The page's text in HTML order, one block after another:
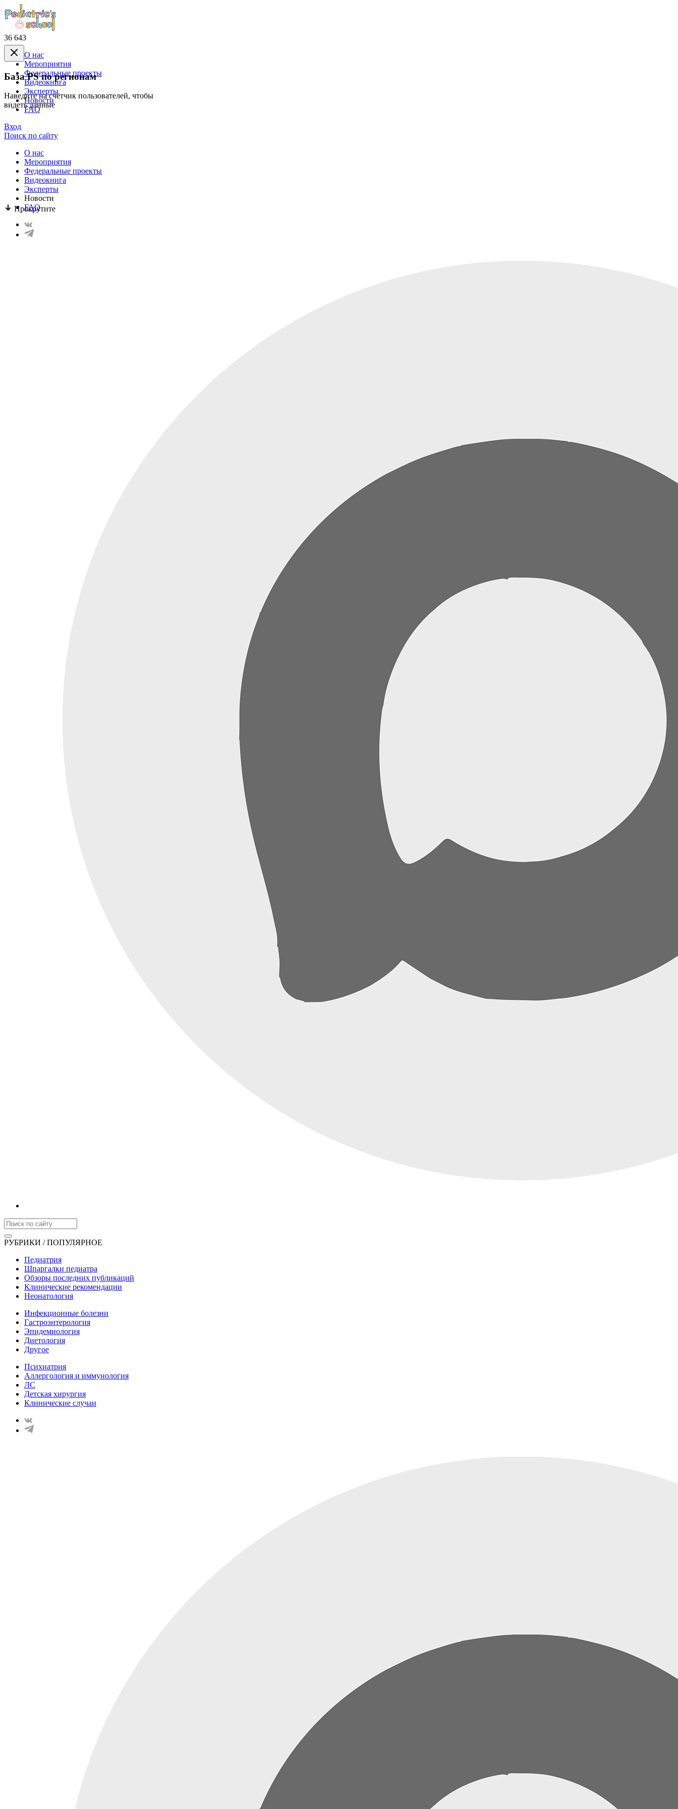
36 643
База PS по регионам
Наведите на счётчик пользователей, чтобы
видеть данные
Прокрутите
О нас
Mероприятия
Федеральные проекты
Видеокнига
Эксперты
Новости
FAQ
Вход
Поиск по сайту
О нас
Mероприятия
Федеральные проекты
Видеокнига
Эксперты
Новости
FAQ
РУБРИКИ / ПОПУЛЯРНОЕ
Педиатрия
Шпаргалки педиатра
Обзоры последних публикаций
Клинические рекомендации
Неонатология
Инфекционные болезни
Гастроэнтерология
Эпидемиология
Диетология
Другое
Психиатрия
Аллергология и иммунология
ЛС
Детская хирургия
Клинические случаи